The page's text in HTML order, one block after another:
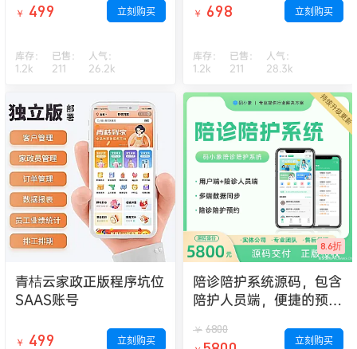
￥ 499 立刻购买
库存：
1.2k
已售：
211
人气：
26.2k
￥ 698 立刻购买
库存：
1.2k
已售：
211
人气：
28.3k
青桔云家政正版程序坑位
SAAS账号
￥ 499 立刻购买
8.6折
陪诊陪护系统源码，包含
陪护人员端，便捷的预约
者文档齐全，便于二开
￥ 6800
立刻购买